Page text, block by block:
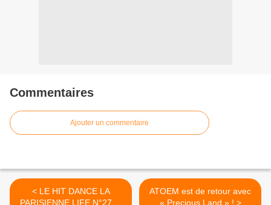
Commentaires
Ajouter un commentaire
< LE HIT DANCE LA
PARISIENNE LIFE N°277 -
ATOEM est de retour avec
« Precious Land » ! >